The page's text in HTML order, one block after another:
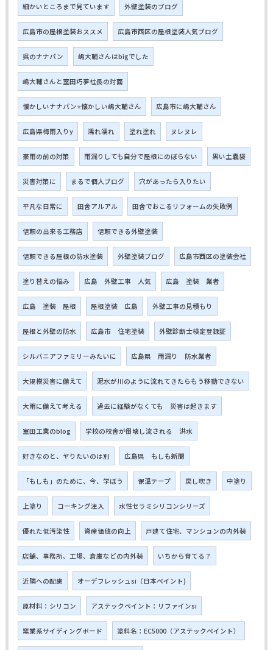
細かいところまで見ています 外壁塗装のブログ
広島市の屋根塗装おススメ 広島市西区の屋根塗装人気ブログ
呉のナナパン 嶋大輔さんはbigでした
嶋大輔さんと室田巧夢社長の対面
懐かしいナナパン⭐懐かしい嶋大輔さん 広島市に嶋大輔さん
広島県梅雨入りy 濡れ濡れ 塗れ塗れ ヌレヌレ
豪雨の前の対策 雨漏りしても自分で屋根にのぼらない 黒い土嚢袋
災害対策に まるで個人ブログ 穴があったら入りたい
平凡な日常に 田舎アルアル 田舎でおこるリフォームの失敗例
信頼の出来る工務店 信頼できる外壁塗装
信頼できる屋根の防水塗装 外壁塗装ブログ 広島市西区の塗装会社
塗り替えの悩み 広島 外壁工事 人気 広島 塗装 業者
広島 塗装 屋根 屋根塗装 広島 外壁工事の見積もり
屋根と外壁の防水 広島市 住宅塗装 外壁診断士検定登録証
シルバニアファミリーみたいに 広島県 雨漏り 防水業者
大規模災害に備えて 泥水が川のように流れてきたらもう移動できない
大雨に備えて考える 過去に経験がなくても 災害は起きます
室田工業のblog 学校の校舎が倒壊し流される 洪水
好きなのと、ヤりたいのは別 広島県 もしも新聞
「もしも」のために、今、学ぼう 保温テープ 戻し吹き 中塗り
上塗り コーキング注入 水性セラミシリコンシリーズ
優れた低汚染性 資産価値の向上 戸建て住宅、マンションの内外装
店舗、事務所、工場、倉庫などの内外装 いちから育てる？
近隣への配慮 オーデフレッシュsi（日本ペイント)
原材料：シリコン アステックペイント：リファインsi
窯業系サイディングボード 塗料名：EC5000（アステックペイント）